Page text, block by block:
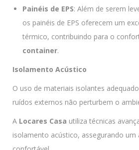
Painéis de EPS: Além de serem
os painéis de EPS oferecem um
térmico, contribuindo para o
container.
Isolamento Acústico
O uso de materiais isolantes
ruídos externos não perturbem o
A Locares Casa utiliza técnicas
isolamento acústico, assegurando um